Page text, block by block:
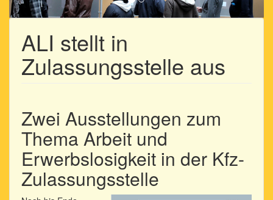
ALI stellt in
Zulassungsstelle aus
Zwei Ausstellungen zum
Thema Arbeit und
Erwerbslosigkeit in der Kfz-
Zulassungsstelle